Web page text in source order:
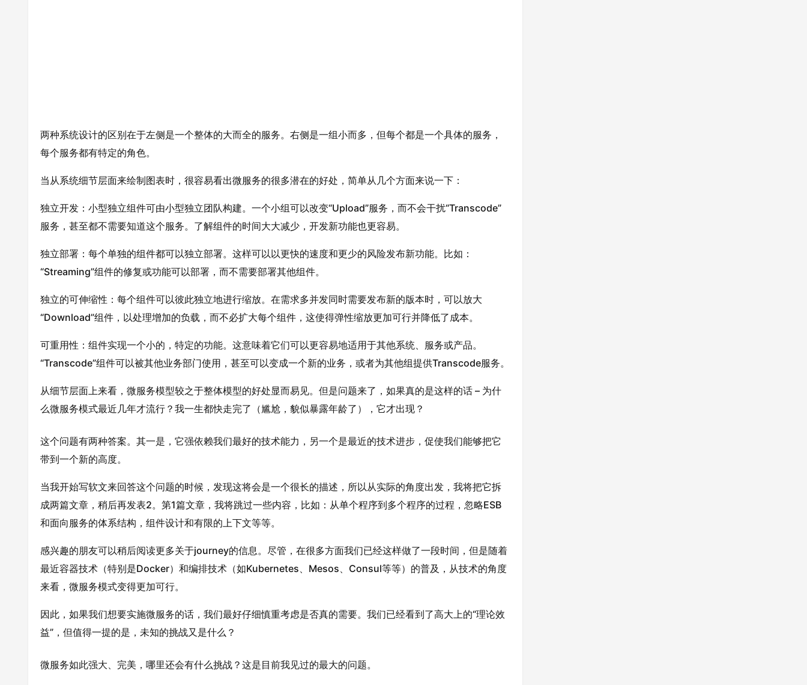
两种系统设计的区别在于左侧是一个整体的大而全的服务。右侧是一组小而多，但每个都是一个具体的服务，
每个服务都有特定的角色。
当从系统细节层面来绘制图表时，很容易看出微服务的很多潜在的好处，简单从几个方面来说一下：
独立开发：小型独立组件可由小型独立团队构建。一个小组可以改变“Upload”服务，而不会干扰“Transcode”
服务，甚至都不需要知道这个服务。了解组件的时间大大减少，开发新功能也更容易。
独立部署：每个单独的组件都可以独立部署。这样可以以更快的速度和更少的风险发布新功能。比如：
“Streaming”组件的修复或功能可以部署，而不需要部署其他组件。
独立的可伸缩性：每个组件可以彼此独立地进行缩放。在需求多并发同时需要发布新的版本时，可以放大
“Download”组件，以处理增加的负载，而不必扩大每个组件，这使得弹性缩放更加可行并降低了成本。
可重用性：组件实现一个小的，特定的功能。这意味着它们可以更容易地适用于其他系统、服务或产品。
“Transcode”组件可以被其他业务部门使用，甚至可以变成一个新的业务，或者为其他组提供Transcode服务。
从细节层面上来看，微服务模型较之于整体模型的好处显而易见。但是问题来了，如果真的是这样的话 – 为什
么微服务模式最近几年才流行？我一生都快走完了（尴尬，貌似暴露年龄了），它才出现？
这个问题有两种答案。其一是，它强依赖我们最好的技术能力，另一个是最近的技术进步，促使我们能够把它
带到一个新的高度。
当我开始写软文来回答这个问题的时候，发现这将会是一个很长的描述，所以从实际的角度出发，我将把它拆
成两篇文章，稍后再发表2。第1篇文章，我将跳过一些内容，比如：从单个程序到多个程序的过程，忽略ESB
和面向服务的体系结构，组件设计和有限的上下文等等。
感兴趣的朋友可以稍后阅读更多关于journey的信息。尽管，在很多方面我们已经这样做了一段时间，但是随着
最近容器技术（特别是Docker）和编排技术（如Kubernetes、Mesos、Consul等等）的普及，从技术的角度
来看，微服务模式变得更加可行。
因此，如果我们想要实施微服务的话，我们最好仔细慎重考虑是否真的需要。我们已经看到了高大上的“理论效
益”，但值得一提的是，未知的挑战又是什么？
微服务如此强大、完美，哪里还会有什么挑战？这是目前我见过的最大的问题。